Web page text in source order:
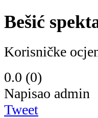
Bešić
Korisničke
0.0 (0)
Napisao
Tweet